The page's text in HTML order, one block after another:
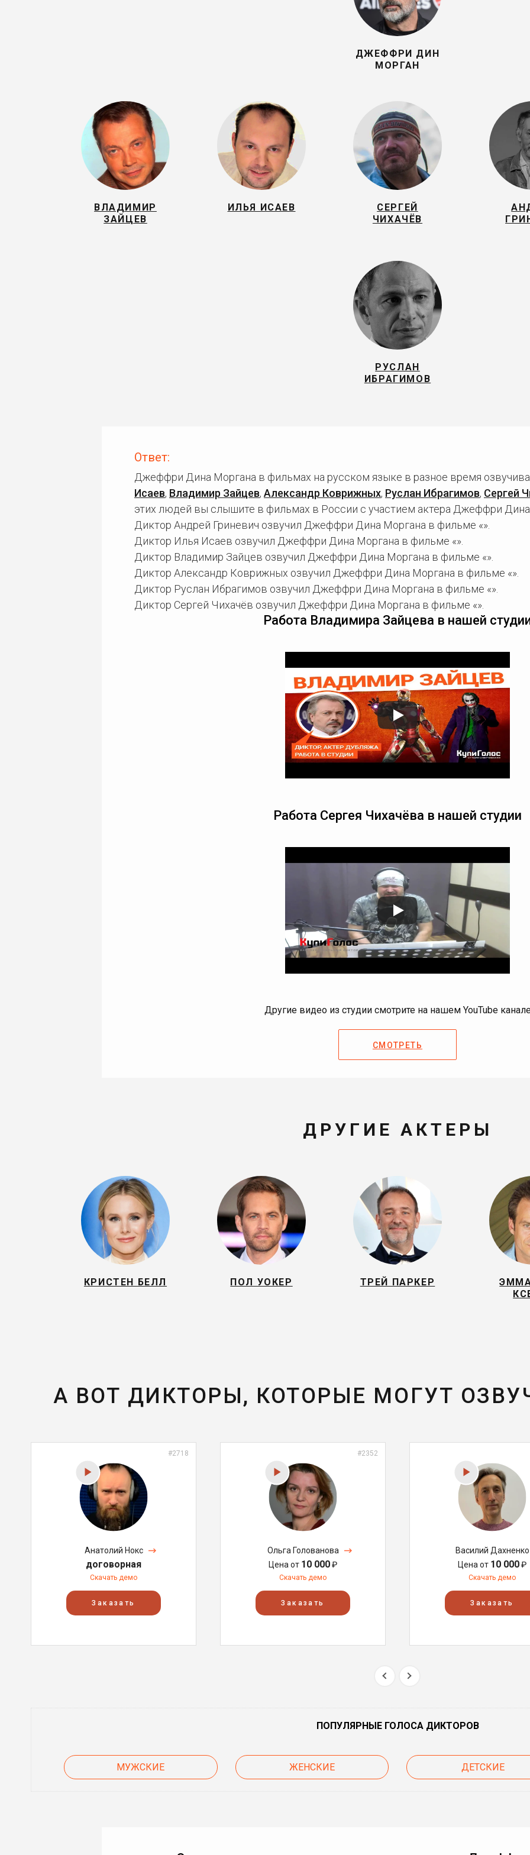
ДЖЕФФРИ ДИН
МОРГАН
ВЛАДИМИР
ЗАЙЦЕВ
ИЛЬЯ ИСАЕВ
СЕРГЕЙ
ЧИХАЧЁВ
РУСЛАН
ИБРАГИМОВ
Ответ:
Джеффри Дина Моргана в фильмах на русском языке в разное время
Исаев, Владимир Зайцев, Александр Коврижных, Руслан Ибрагимов, Сергей
этих людей вы слышите в фильмах в России с участием актера Джеффри
Диктор Андрей Гриневич озвучил Джеффри Дина Моргана в фильме «».
Диктор Илья Исаев озвучил Джеффри Дина Моргана в фильме «».
Диктор Владимир Зайцев озвучил Джеффри Дина Моргана в фильме «».
Диктор Александр Коврижных озвучил Джеффри Дина Моргана в фильме «».
Диктор Руслан Ибрагимов озвучил Джеффри Дина Моргана в фильме «».
Диктор Сергей Чихачёв озвучил Джеффри Дина Моргана в фильме «».
Работа Владимира Зайцева в нашей
Работа Сергея Чихачёва в нашей студии
Другие видео из студии смотрите на нашем YouTube
СМОТРЕТЬ
ДРУГИЕ АКТЕРЫ
КРИСТЕН БЕЛЛ ПОЛ УОКЕР ТРЕЙ ПАРКЕР
А ВОТ ДИКТОРЫ, КОТОРЫЕ МОГУТ
#2718
Анатолий Нокс
договорная
Скачать демо
Заказать
#2352
Ольга Голованова
Цена от 10 000₽
Скачать демо
Заказать
Василий Дахненко
Цена от 10 000₽
Скачать демо
Заказать
ПОПУЛЯРНЫЕ ГОЛОСА ДИКТОРОВ
МУЖСКИЕ ЖЕНСКИЕ ДЕТСКИЕ